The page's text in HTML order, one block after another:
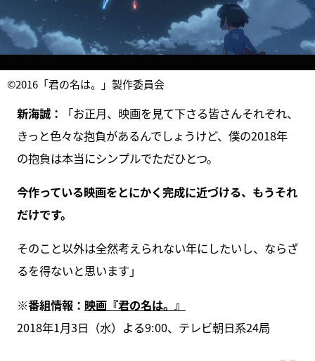
©2016「君の名は。」製作委員会
新海誠：
「お正月、映画を見て下さる皆さんそれぞれ、
きっと色々な抱負があるんでしょうけど、僕の2018年
の抱負は本当にシンプルでただひとつ。
今作っている映画をとにかく完成に近づける、もうそれ
だけです。
そのこと以外は全然考えられない年にしたいし、ならざ
るを得ないと思います」
※番組情報： 映画『君の名は。』
2018年1月3日（水）よる9:00、テレビ朝日系24局